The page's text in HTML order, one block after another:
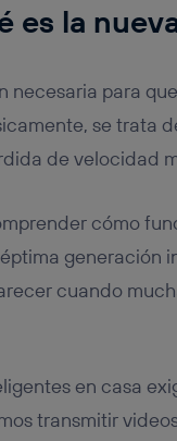
es la
necesaria para
se trata
de velocidad
cómo
generación
cuando
en casa
transmitir